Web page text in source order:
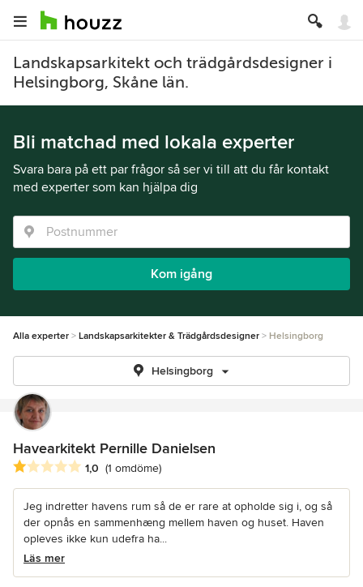
Landskapsarkitekt och trädgårdsdesigner i
Helsingborg, Skåne län.
Bli matchad med lokala experter
Svara bara på ett par frågor så ser vi till att du får kontakt
med experter som kan hjälpa dig
Kom igång
Alla experter Landskapsarkitekter & Trädgårdsdesigner Helsingborg
Helsingborg
Havearkitekt Pernille Danielsen
Genomsnittligt omdöme: 1 av 5 stjärnor
1,0 (1 omdöme)
Jeg indretter havens rum så de er rare at opholde sig i, og så
der opnås en sammenhæng mellem haven og huset. Haven
opleves ikke kun udefra ha...
Läs mer